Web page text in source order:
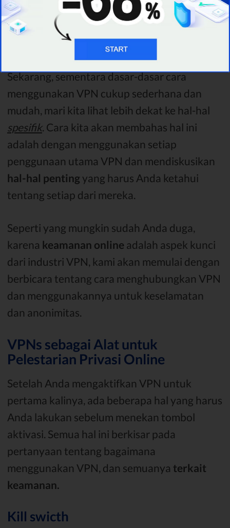
pernah didengar sebelumnya , sering kali, ada
sesuatu yang mencurigakan
terjadi di latar
Sekarang, sementara dasar-dasar cara
menggunakan VPN cukup sederhana dan
mudah, mari kita lihat lebih dekat ke hal-hal
spesifik. Cara kita akan membahas hal ini
adalah dengan menggunakan setiap
penggunaan utama VPN dan mendiskusikan
hal-hal penting yang harus Anda ketahui
tentang setiap dari mereka.
Seperti yang mungkin sudah Anda duga,
karena keamanan online adalah aspek kunci
dari industri VPN, kami akan memulai dengan
berbicara tentang cara menghubungkan VPN
dan menggunakannya untuk keselamatan
dan anonimitas.
VPNs sebagai Alat untuk
Pelestarian Privasi Online
Setelah Anda mengaktifkan VPN untuk
pertama kalinya, ada beberapa hal yang harus
Anda lakukan sebelum menekan tombol
aktivasi. Semua hal ini berkisar pada
pertanyaan tentang bagaimana
menggunakan VPN, dan semuanya terkait
keamanan.
Kill swicth